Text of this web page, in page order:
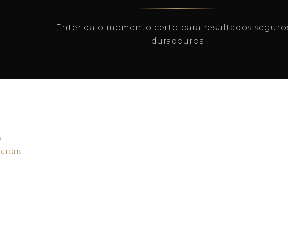
Entenda o momento certo para resultados
duradouros